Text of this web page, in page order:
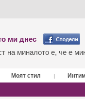
ми днес
на миналото е, че е
Моят стил |